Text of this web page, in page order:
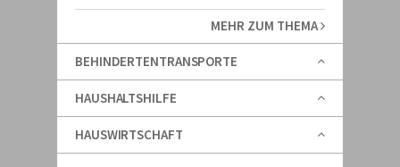
MEHR ZUM THEMA
BEHINDERTENTRANSPORTE
HAUSHALTSHILFE
HAUSWIRTSCHAFT